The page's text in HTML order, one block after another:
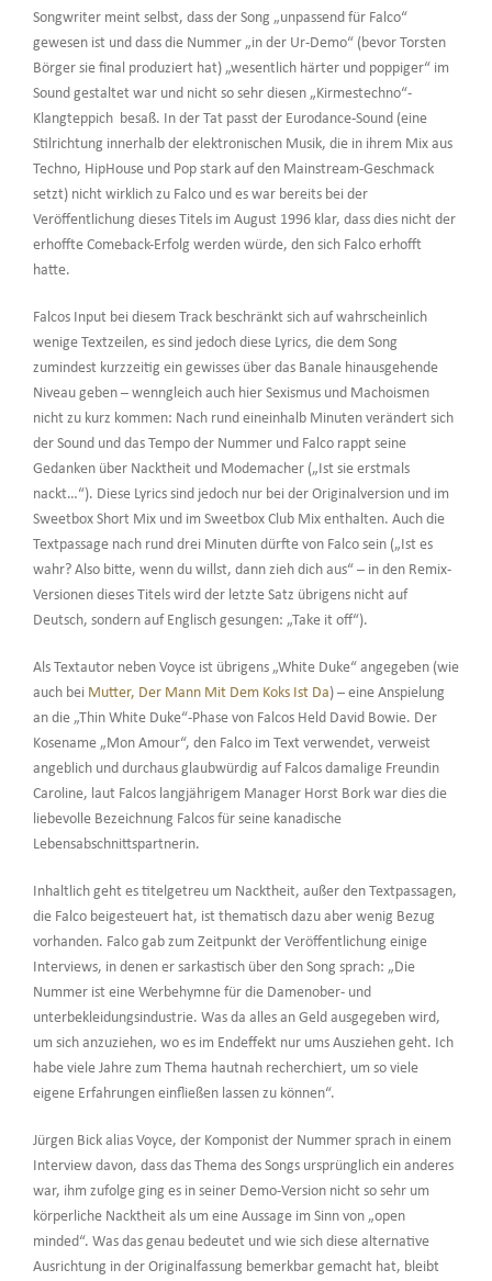
Songwriter meint selbst, dass der Song „unpassend für Falco“
gewesen ist und dass die Nummer „in der Ur-Demo“ (bevor Torsten
Börger sie final produziert hat) „wesentlich härter und poppiger“ im
Sound gestaltet war und nicht so sehr diesen „Kirmestechno“-
Klangteppich besaß. In der Tat passt der Eurodance-Sound (eine
Stilrichtung innerhalb der elektronischen Musik, die in ihrem Mix aus
Techno, HipHouse und Pop stark auf den Mainstream-Geschmack
setzt) nicht wirklich zu Falco und es war bereits bei der
Veröffentlichung dieses Titels im August 1996 klar, dass dies nicht der
erhoffte Comeback-Erfolg werden würde, den sich Falco erhofft
hatte.
Falcos Input bei diesem Track beschränkt sich auf wahrscheinlich
wenige Textzeilen, es sind jedoch diese Lyrics, die dem Song
zumindest kurzzeitig ein gewisses über das Banale hinausgehende
Niveau geben – wenngleich auch hier Sexismus und Machoismen
nicht zu kurz kommen: Nach rund eineinhalb Minuten verändert sich
der Sound und das Tempo der Nummer und Falco rappt seine
Gedanken über Nacktheit und Modemacher („Ist sie erstmals
nackt…“). Diese Lyrics sind jedoch nur bei der Originalversion und im
Sweetbox Short Mix und im Sweetbox Club Mix enthalten. Auch die
Textpassage nach rund drei Minuten dürfte von Falco sein („Ist es
wahr? Also bitte, wenn du willst, dann zieh dich aus“ – in den Remix-
Versionen dieses Titels wird der letzte Satz übrigens nicht auf
Deutsch, sondern auf Englisch gesungen: „Take it off“).
Als Textautor neben Voyce ist übrigens „White Duke“ angegeben (wie
auch bei Mutter, Der Mann Mit Dem Koks Ist Da) – eine Anspielung
an die „Thin White Duke“-Phase von Falcos Held David Bowie. Der
Kosename „Mon Amour“, den Falco im Text verwendet, verweist
angeblich und durchaus glaubwürdig auf Falcos damalige Freundin
Caroline, laut Falcos langjährigem Manager Horst Bork war dies die
liebevolle Bezeichnung Falcos für seine kanadische
Lebensabschnittspartnerin.
Inhaltlich geht es titelgetreu um Nacktheit, außer den Textpassagen,
die Falco beigesteuert hat, ist thematisch dazu aber wenig Bezug
vorhanden. Falco gab zum Zeitpunkt der Veröffentlichung einige
Interviews, in denen er sarkastisch über den Song sprach: „Die
Nummer ist eine Werbehymne für die Damenober- und
unterbekleidungsindustrie. Was da alles an Geld ausgegeben wird,
um sich anzuziehen, wo es im Endeffekt nur ums Ausziehen geht. Ich
habe viele Jahre zum Thema hautnah recherchiert, um so viele
eigene Erfahrungen einfließen lassen zu können“.
Jürgen Bick alias Voyce, der Komponist der Nummer sprach in einem
Interview davon, dass das Thema des Songs ursprünglich ein anderes
war, ihm zufolge ging es in seiner Demo-Version nicht so sehr um
körperliche Nacktheit als um eine Aussage im Sinn von „open
minded“. Was das genau bedeutet und wie sich diese alternative
Ausrichtung in der Originalfassung bemerkbar gemacht hat, bleibt